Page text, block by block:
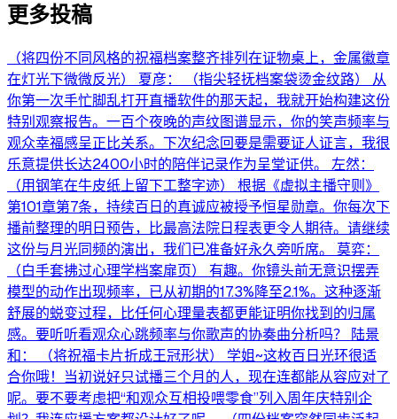
更多投稿
（将四份不同风格的祝福档案整齐排列在证物桌上，金属徽章
在灯光下微微反光） 夏彦： （指尖轻抚档案袋烫金纹路） 从
你第一次手忙脚乱打开直播软件的那天起，我就开始构建这份
特别观察报告。一百个夜晚的声纹图谱显示，你的笑声频率与
观众幸福感呈正比关系。下次纪念回要是需要证人证言，我很
乐意提供长达2400小时的陪伴记录作为呈堂证供。 左然：
（用钢笔在牛皮纸上留下工整字迹） 根据《虚拟主播守则》
第101章第7条，持续百日的真诚应被授予恒星勋章。你每次下
播前整理的明日预告，比最高法院日程表更令人期待。请继续
这份与月光同频的演出，我们已准备好永久旁听席。 莫弈：
（白手套拂过心理学档案扉页） 有趣。你镜头前无意识摆弄
模型的动作出现频率，已从初期的17.3%降至2.1%。这种逐渐
舒展的蜕变过程，比任何心理量表都更能证明你找到的归属
感。要听听看观众心跳频率与你歌声的协奏曲分析吗？ 陆景
和： （将祝福卡片折成王冠形状） 学姐~这枚百日光环很适
合你哦！当初说好只试播三个月的人，现在连都能从容应对了
呢。要不要考虑把“和观众互相投喂零食”列入周年庆特别企